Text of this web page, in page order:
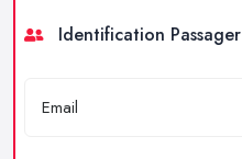
Identification Passager